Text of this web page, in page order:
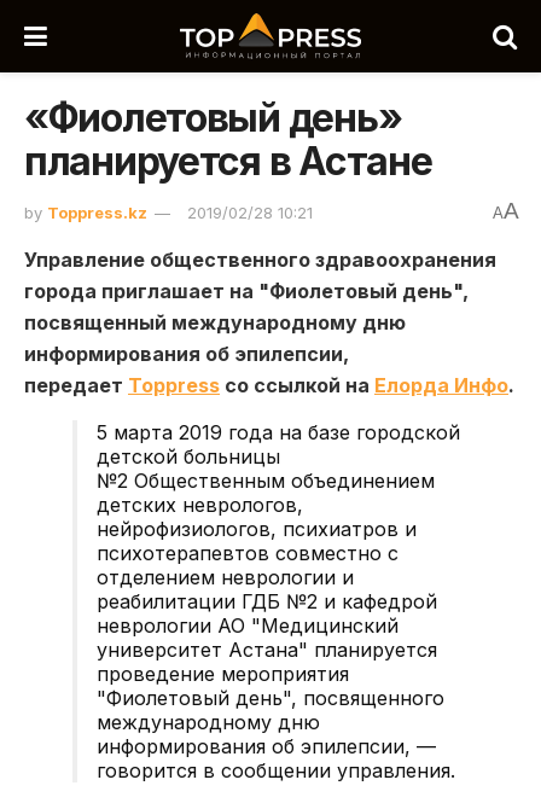
«Фиолетовый день»
планируется в Астане
by Toppress.kz 2019/02/28 10:21 AA
Управление общественного здравоохранения
города приглашает на "Фиолетовый день",
посвященный международному дню
информирования об эпилепсии,
передает Toppress со ссылкой на Елорда Инфо.
5 марта 2019 года на базе городской
детской больницы
№2 Общественным объединением
детских неврологов,
нейрофизиологов, психиатров и
психотерапевтов совместно с
отделением неврологии и
реабилитации ГДБ №2 и кафедрой
неврологии АО "Медицинский
университет Астана" планируется
проведение мероприятия
"Фиолетовый день", посвященного
международному дню
информирования об эпилепсии, —
говорится в сообщении управления.